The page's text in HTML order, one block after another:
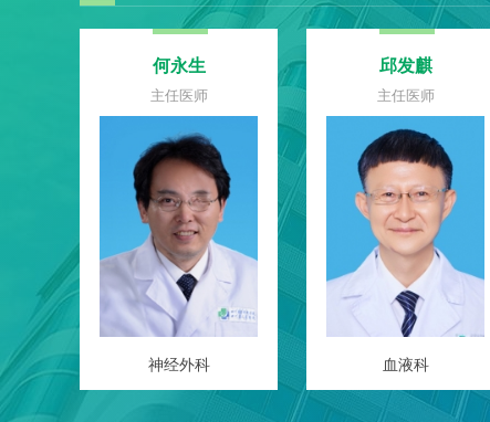
康复医学科（川港康复中心）
何永生
主任医师
神经外科
邱发麒
主任医师
血液科